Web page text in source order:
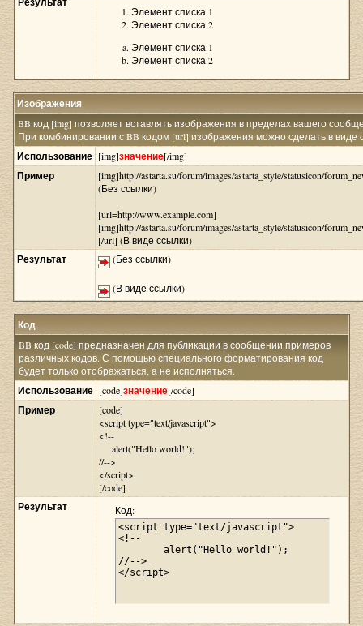
Элемент списка 1
Элемент списка 2
Элемент списка 1
Элемент списка 2
Изображения
BB код [img] позволяет вставлять изображения в пределах вашего
При комбинировании с BB кодом [url] изображения можно сделать в виде
Использование [img]значение[/img]
Пример
[img]http://astarta.su/forum/images/astarta_style/statusicon/
(Без ссылки)
[url=http://www.example.com]
[img]http://astarta.su/forum/images/astarta_style/statusicon/
[/url] (В виде ссылки)
Результат (Без ссылки)
(В виде ссылки)
Код
BB код [code] предназначен для публикации в сообщении примеров
различных кодов. С помощью специального форматирования код
будет только отображаться, а не исполняться.
Использование [code]значение[/code]
Пример
[code]
<script type="text/javascript">
<!--
alert("Hello world!");
//-->
</script>
[/code]
Результат Код:
<script type="text/javascript">
<!--
//-->
</script>